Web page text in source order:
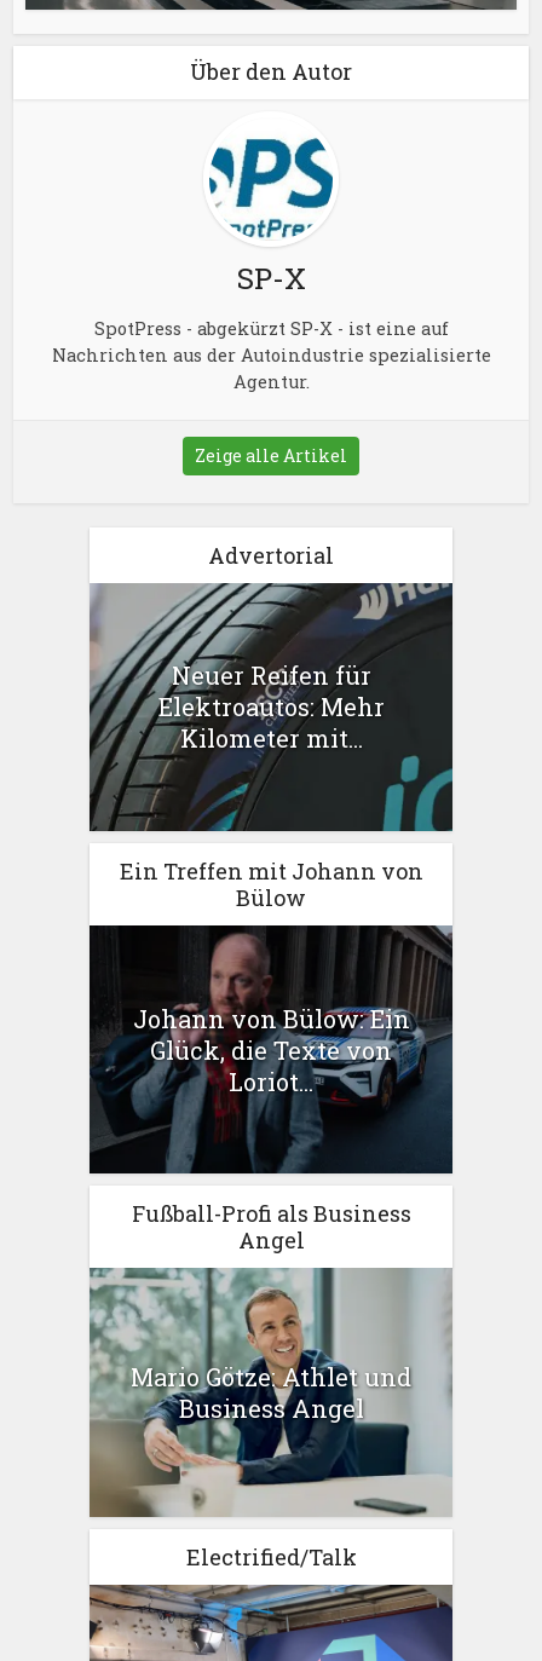
Über den Autor
SP-X
SpotPress - abgekürzt SP-X - ist eine auf
Nachrichten aus der Autoindustrie spezialisierte
Agentur.
Zeige alle Artikel
Advertorial
Neuer Reifen für
Elektroautos: Mehr
Kilometer mit...
Ein Treffen mit Johann von
Bülow
Johann von Bülow: Ein
Glück, die Texte von
Loriot...
Fußball-Profi als Business
Angel
Mario Götze: Athlet und
Business Angel
Electrified/Talk